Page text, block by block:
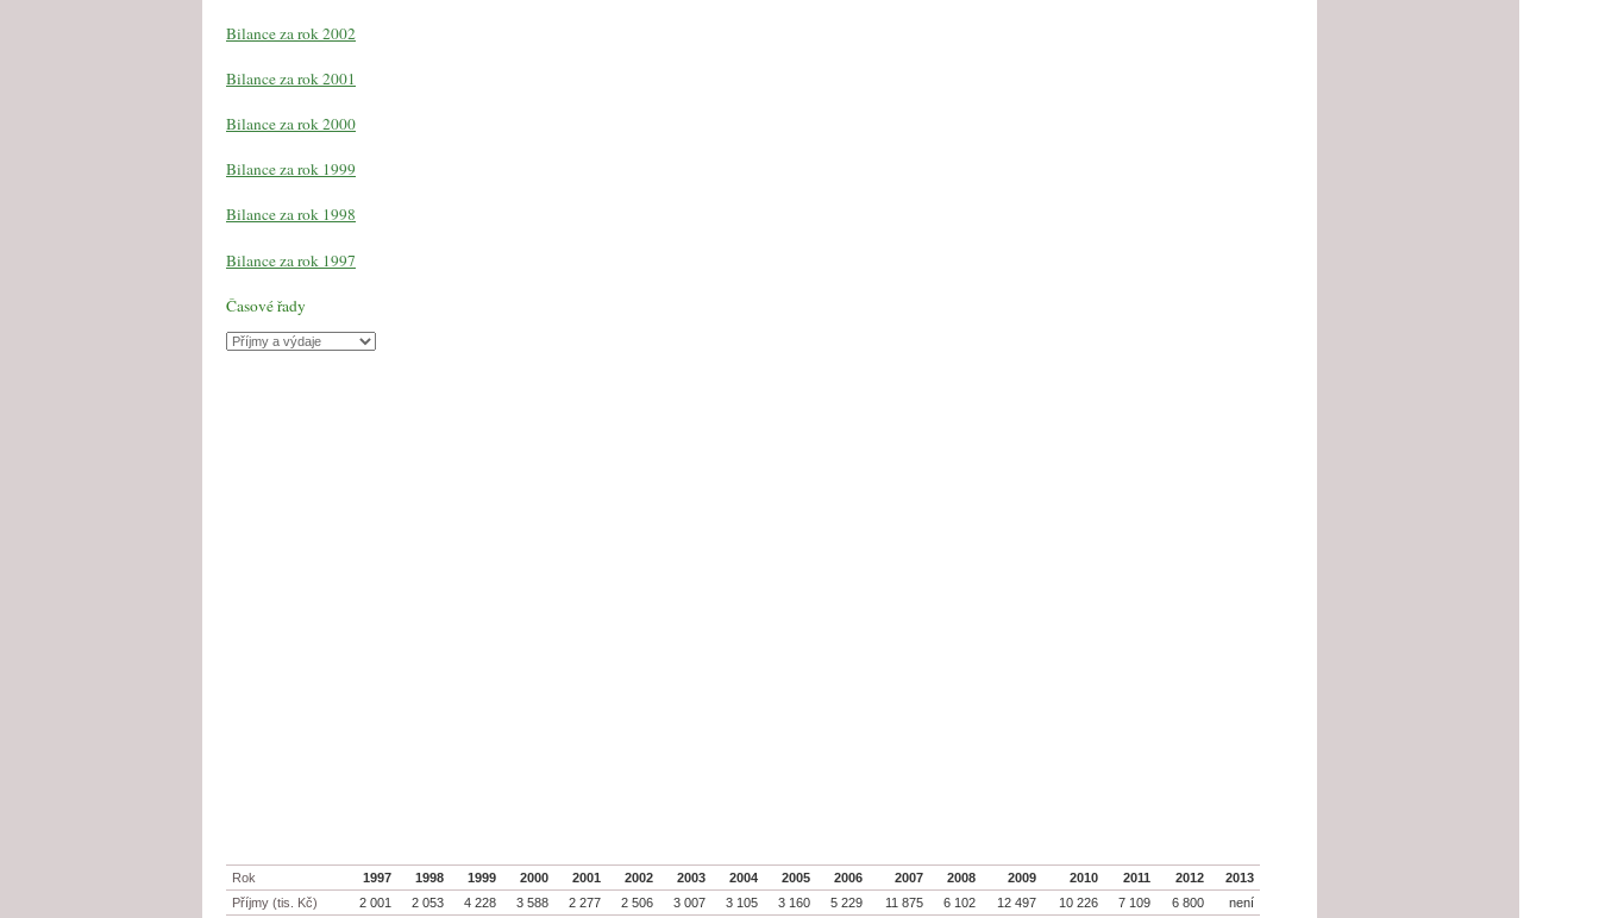
Bilance za rok 2002
Bilance za rok 2001
Bilance za rok 2000
Bilance za rok 1999
Bilance za rok 1998
Bilance za rok 1997
Časové řady
Rok 1997 1998 1999 2000 2001 2002 2003 2004 2005 2006 2007 2008 2009 2010 2011 2012
2013
Příjmy (tis. Kč)
2 001 2 053 4 228 3 588 2 277 2 506 3 007 3 105 3 160 5 229 11 875 6 102 12 497 10 226 7 109 6 800 není